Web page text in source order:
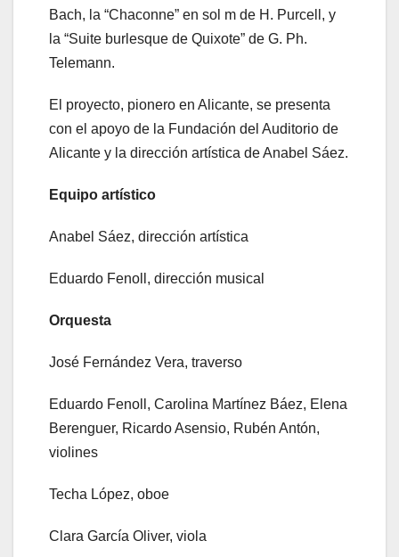
Bach, la “Chaconne” en sol m de H. Purcell, y
la “Suite burlesque de Quixote” de G. Ph.
Telemann.
El proyecto, pionero en Alicante, se presenta
con el apoyo de la Fundación del Auditorio de
Alicante y la dirección artística de Anabel Sáez.
Equipo artístico
Anabel Sáez, dirección artística
Eduardo Fenoll, dirección musical
Orquesta
José Fernández Vera, traverso
Eduardo Fenoll, Carolina Martínez Báez, Elena
Berenguer, Ricardo Asensio, Rubén Antón,
violines
Techa López, oboe
Clara García Oliver, viola